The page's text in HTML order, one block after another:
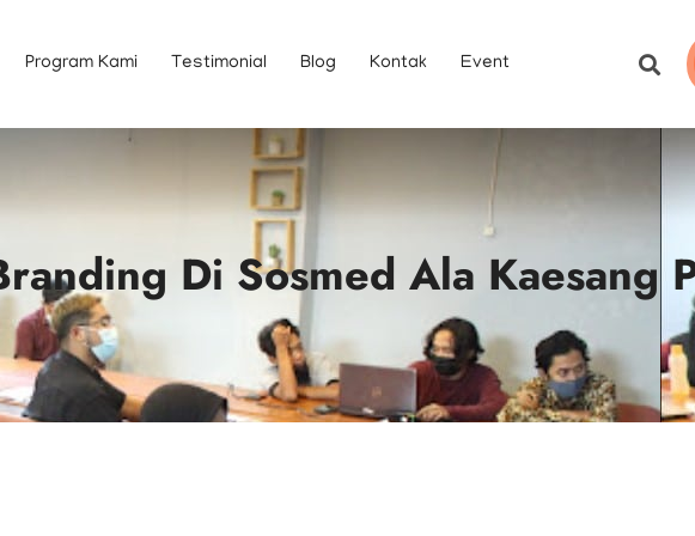
Program Kami Testimonial Blog Kontak Event
Di Sosmed Ala Kaesang